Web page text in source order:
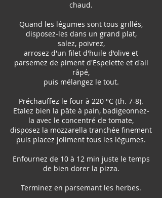
chaud.
Quand les légumes sont tous grillés,
disposez-les dans un grand plat,
salez, poivrez,
arrosez d'un filet d'huile d'olive et
parsemez de piment d'Espelette et d'ail
râpé,
puis mélangez le tout.
Préchauffez le four à 220 °C (th. 7-8).
Etalez bien la pâte à pain, badigeonnez-
la avec le concentré de tomate,
disposez la mozzarella tranchée finement
puis placez joliment tous les légumes.
Enfournez de 10 à 12 min juste le temps
de bien dorer la pizza.
Terminez en parsemant les herbes.